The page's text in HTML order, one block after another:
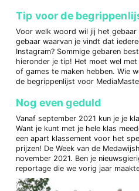
Tip voor de
Voor welk woord wil jij het gebaar
gebaar waarvan je vindt dat
Instagram? Sommige gebaren
hieronder je tip! Het moet wel
of games te maken hebben. Wie
de begrippenlijst voor
Nog even geduld
Vanaf september 2021 kun je je
Want je kunt met je hele klas
een apart klassement voor het
prijzen! De Week van de
november 2021. Ben je
reportage die we vorig jaar